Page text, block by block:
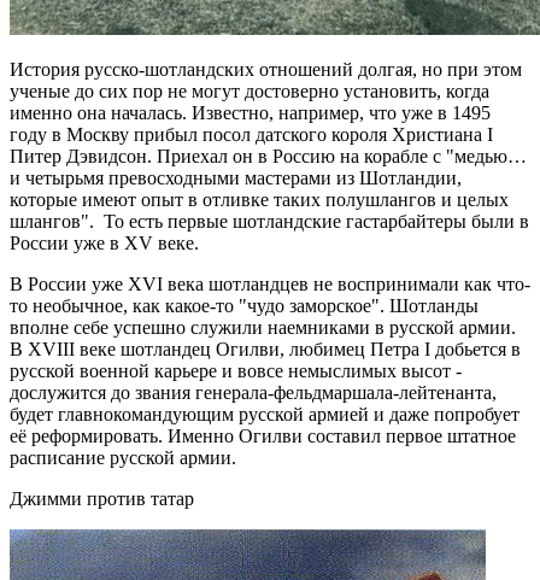
История русско-шотландских отношений долгая, но при этом
ученые до сих пор не могут достоверно установить, когда
именно она началась. Известно, например, что уже в 1495
году в Москву прибыл посол датского короля Христиана I
Питер Дэвидсон. Приехал он в Россию на корабле с "медью…
и четырьмя превосходными мастерами из Шотландии,
которые имеют опыт в отливке таких полушлангов и целых
шлангов". То есть первые шотландские гастарбайтеры были в
России уже в XV веке.
В России уже XVI века шотландцев не воспринимали как что-
то необычное, как какое-то "чудо заморское". Шотланды
вполне себе успешно служили наемниками в русской армии.
В XVIII веке шотландец Огилви, любимец Петра I добьется в
русской военной карьере и вовсе немыслимых высот -
дослужится до звания генерала-фельдмаршала-лейтенанта,
будет главнокомандующим русской армией и даже попробует
её реформировать. Именно Огилви составил первое штатное
расписание русской армии.
Джимми против татар